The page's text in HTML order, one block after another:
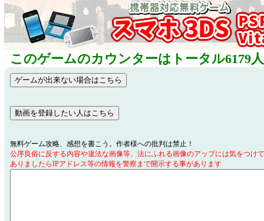
このゲームのカウンターはトータル6179
無料ゲーム攻略、感想を書こう。作者様への批判は禁止！
公序良俗に反する内容や違法な画像等、法にふれる画像のアップには気をつけ
ありましたらIPアドレス等の情報を警察まで開示する事があります